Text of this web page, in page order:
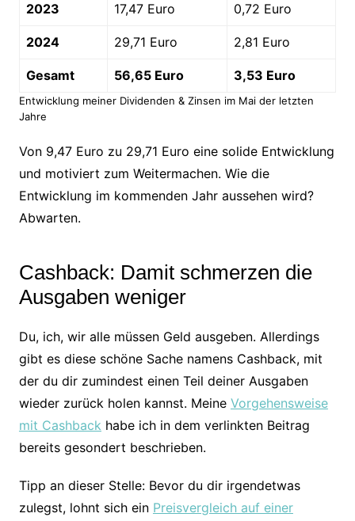
2023 17,47 Euro 0,72 Euro
2024 29,71 Euro 2,81 Euro
Gesamt 56,65 Euro 3,53 Euro
Entwicklung meiner Dividenden & Zinsen im Mai der letzten
Jahre
Von 9,47 Euro zu 29,71 Euro eine solide Entwicklung
und motiviert zum Weitermachen. Wie die
Entwicklung im kommenden Jahr aussehen wird?
Abwarten.
Cashback: Damit schmerzen die
Ausgaben weniger
Du, ich, wir alle müssen Geld ausgeben. Allerdings
gibt es diese schöne Sache namens Cashback, mit
der du dir zumindest einen Teil deiner Ausgaben
wieder zurück holen kannst. Meine Vorgehensweise
mit Cashback habe ich in dem verlinkten Beitrag
bereits gesondert beschrieben.
Tipp an dieser Stelle: Bevor du dir irgendetwas
zulegst, lohnt sich ein Preisvergleich auf einer